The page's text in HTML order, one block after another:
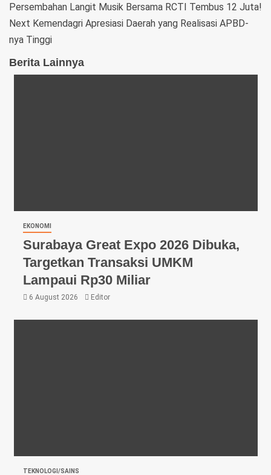
Persembahan Langit Musik Bersama RCTI Tembus 12 Juta!
Next Kemendagri Apresiasi Daerah yang Realisasi APBD-
nya Tinggi
Berita Lainnya
EKONOMI
Surabaya Great Expo 2026 Dibuka,
Targetkan Transaksi UMKM
Lampaui Rp30 Miliar
6 August 2026 Editor
TEKNOLOGI/SAINS